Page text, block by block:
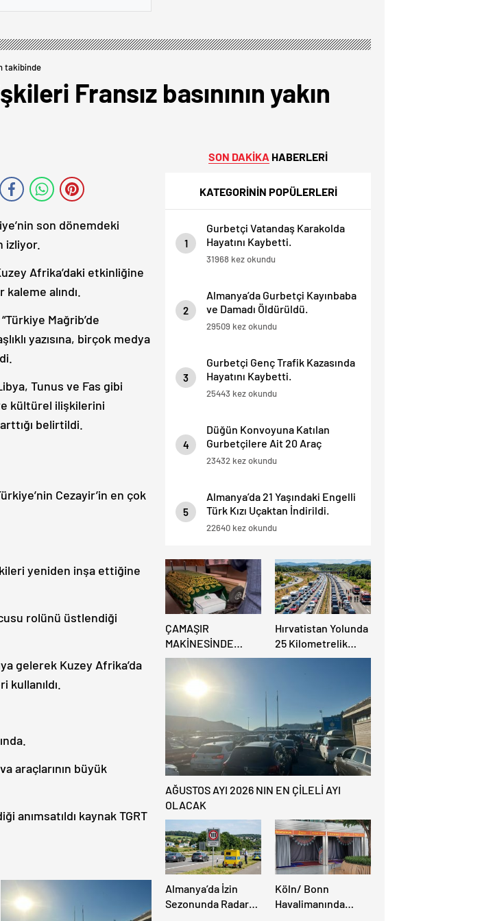
takibinde
Fransız basınının yakın
son dönemdeki
izliyor.
Afrika’daki etkinliğine
alındı.
Mağrib’de
yazısına, birçok medya
Tunus ve Fas gibi
kültürel ilişkilerini
belirtildi.
Cezayir’in en çok
yeniden inşa ettiğine
rolünü üstlendiği
gelerek Kuzey Afrika’da
kullanıldı.
araçlarının büyük
anımsatıldı kaynak TGRT
SON DAKİKA HABERLERİ
KATEGORİNİN POPÜLERLERİ
1
Gurbetçi Vatandaş Karakolda
Hayatını Kaybetti.
31968 kez okundu
2
Almanya’da Gurbetçi Kayınbaba
ve Damadı Öldürüldü.
29509 kez okundu
3
Gurbetçi Genç Trafik Kazasında
Hayatını Kaybetti.
25443 kez okundu
4
Düğün Konvoyuna Katılan
Gurbetçilere Ait 20 Araç
Trafikten Men Edildi.
23432 kez okundu
5
Almanya’da 21 Yaşındaki Engelli
Türk Kızı Uçaktan İndirildi.
Detaylar Haberde.
22640 kez okundu
ÇAMAŞIR
MAKİNESİNDE
BULUNAN BEBEK
CENAZESİ ŞOK ETTİ
Hırvatistan Yolunda
25 Kilometrelik
Trafik Kuyruğu
AĞUSTOS AYI 2026 NIN EN ÇİLELİ AYI
OLACAK
Almanya’da İzin
Sezonunda Radar
Köln/ Bonn
Havalimanında